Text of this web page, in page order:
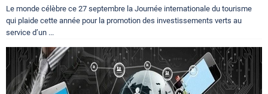
Le monde célèbre ce 27 septembre la Journée internationale du tourisme
qui plaide cette année pour la promotion des investissements verts au
service d’un ...